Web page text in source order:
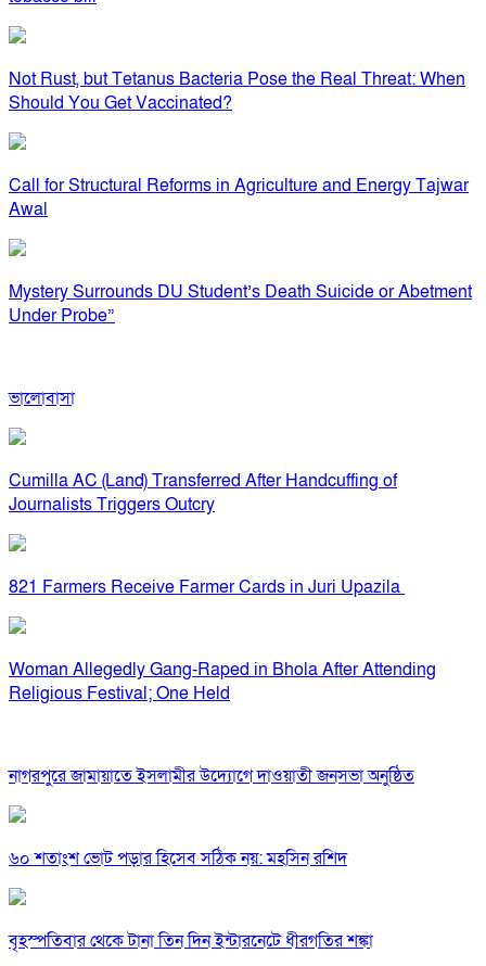
Not Rust, but Tetanus Bacteria Pose the Real Threat: When
Should You Get Vaccinated?
Call for Structural Reforms in Agriculture and Energy Tajwar
Awal
Mystery Surrounds DU Student’s Death Suicide or Abetment
Under Probe”
ভালোবাসা
Cumilla AC (Land) Transferred After Handcuffing of
Journalists Triggers Outcry
821 Farmers Receive Farmer Cards in Juri Upazila
Woman Allegedly Gang-Raped in Bhola After Attending
Religious Festival; One Held
নাগরপুরে জামায়াতে ইসলামীর উদ্যোগে দাওয়াতী জনসভা অনুষ্ঠিত
৬০ শতাংশ ভোট পড়ার হিসেব সঠিক নয়: মহসিন রশিদ
বৃহস্পতিবার থেকে টানা তিন দিন ইন্টারনেটে ধীরগতির শঙ্কা